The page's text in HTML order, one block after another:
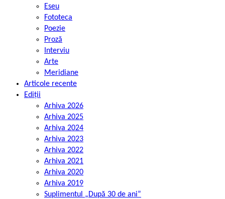
Eseu
Fototeca
Poezie
Proză
Interviu
Arte
Meridiane
Articole recente
Ediții
Arhiva 2026
Arhiva 2025
Arhiva 2024
Arhiva 2023
Arhiva 2022
Arhiva 2021
Arhiva 2020
Arhiva 2019
Suplimentul „După 30 de ani”